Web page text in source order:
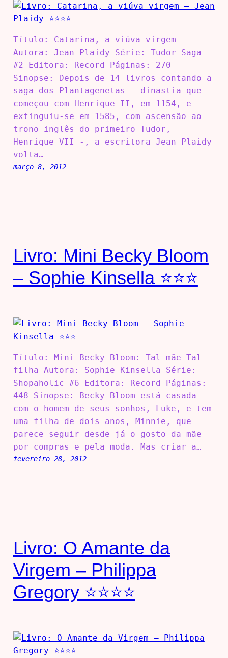
Título: Catarina, a viúva virgem
Autora: Jean Plaidy Série: Tudor Saga
#2 Editora: Record Páginas: 270
Sinopse: Depois de 14 livros contando a
saga dos Plantagenetas – dinastia que
começou com Henrique II, em 1154, e
extinguiu-se em 1585, com ascensão ao
trono inglês do primeiro Tudor,
Henrique VII -, a escritora Jean Plaidy
volta…
março 8, 2012
Livro: Mini Becky Bloom
– Sophie Kinsella ⭐⭐⭐
Título: Mini Becky Bloom: Tal mãe Tal
filha Autora: Sophie Kinsella Série:
Shopaholic #6 Editora: Record Páginas:
448 Sinopse: Becky Bloom está casada
com o homem de seus sonhos, Luke, e tem
uma filha de dois anos, Minnie, que
parece seguir desde já o gosto da mãe
por compras e pela moda. Mas criar a…
fevereiro 28, 2012
Livro: O Amante da
Virgem – Philippa
Gregory ⭐⭐⭐⭐